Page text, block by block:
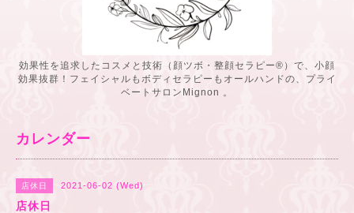
効果性を追求したコスメと技術（顔ツボ・整顔セラピー®️）で、小顔
効果抜群！フェイシャルもボディセラピーもオールハンドの、プライ
ベートサロンMignon 。
カレンダー
店休日 2021-06-02 (Wed)
店休日